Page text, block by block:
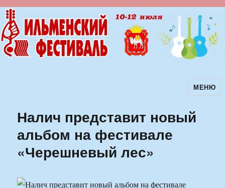
Ильменский фестиваль авторскойМЕНЮ
Налич представит новый
альбом на фестивале
«Черешневый лес»